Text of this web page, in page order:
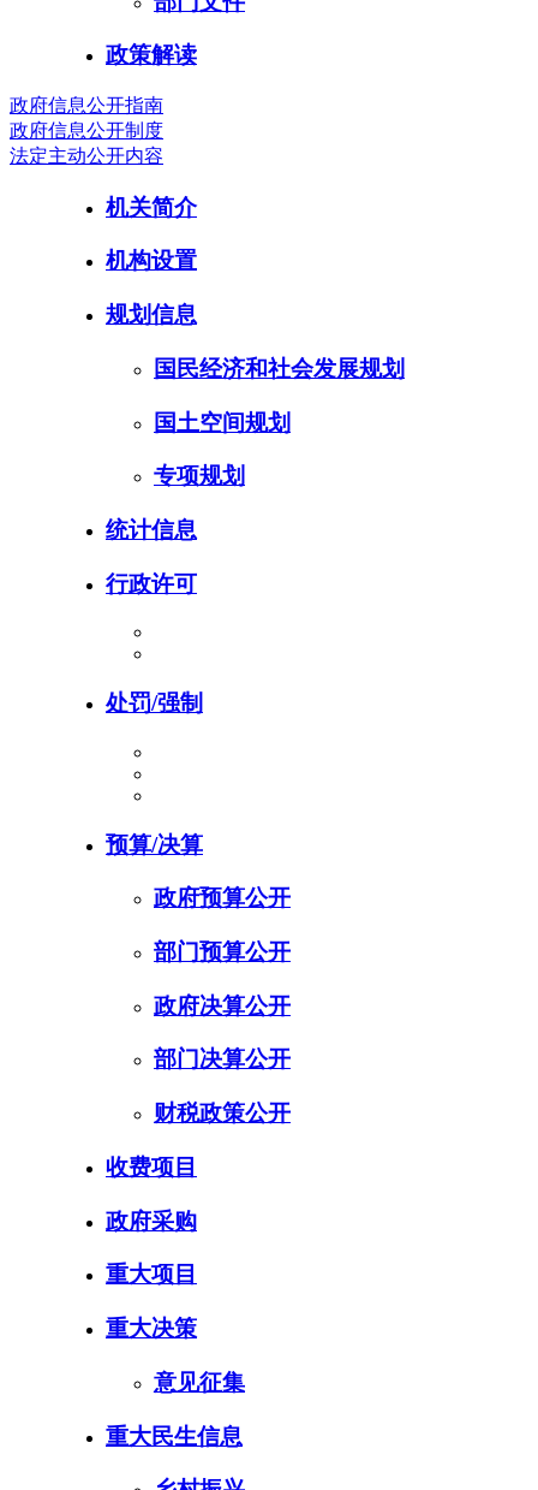
政策解读
政府信息公开指南
政府信息公开制度
法定主动公开内容
机关简介
机构设置
规划信息
国民经济和社会发展规划
国土空间规划
专项规划
统计信息
行政许可
处罚/强制
预算/决算
政府预算公开
部门预算公开
政府决算公开
部门决算公开
财税政策公开
收费项目
政府采购
重大项目
重大决策
意见征集
重大民生信息